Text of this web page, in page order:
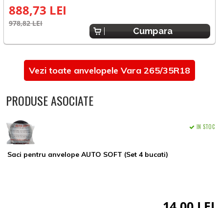
888,73 LEI
978,82 LEI
Cumpara
Vezi toate anvelopele Vara 265/35R18
PRODUSE ASOCIATE
Saci pentru anvelope AUTO SOFT (Set 4 bucati)
IN STOC